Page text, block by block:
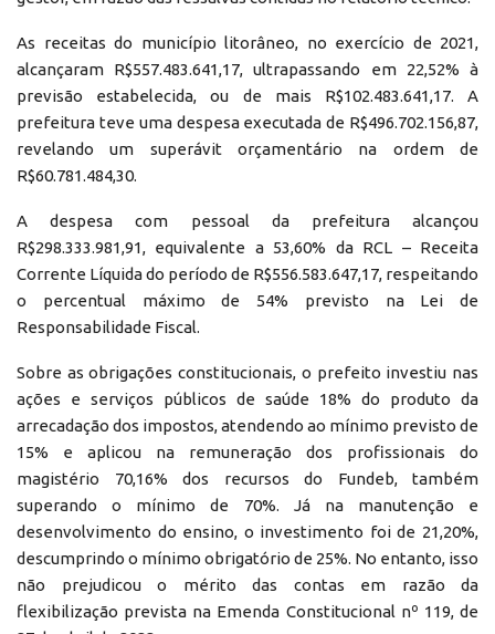
As receitas do município litorâneo, no exercício de 2021,
alcançaram R$557.483.641,17, ultrapassando em 22,52% à
previsão estabelecida, ou de mais R$102.483.641,17. A
prefeitura teve uma despesa executada de R$496.702.156,87,
revelando um superávit orçamentário na ordem de
R$60.781.484,30.
A despesa com pessoal da prefeitura alcançou
R$298.333.981,91, equivalente a 53,60% da RCL – Receita
Corrente Líquida do período de R$556.583.647,17, respeitando
o percentual máximo de 54% previsto na Lei de
Responsabilidade Fiscal.
Sobre as obrigações constitucionais, o prefeito investiu nas
ações e serviços públicos de saúde 18% do produto da
arrecadação dos impostos, atendendo ao mínimo previsto de
15% e aplicou na remuneração dos profissionais do
magistério 70,16% dos recursos do Fundeb, também
superando o mínimo de 70%. Já na manutenção e
desenvolvimento do ensino, o investimento foi de 21,20%,
descumprindo o mínimo obrigatório de 25%. No entanto, isso
não prejudicou o mérito das contas em razão da
flexibilização prevista na Emenda Constitucional nº 119, de